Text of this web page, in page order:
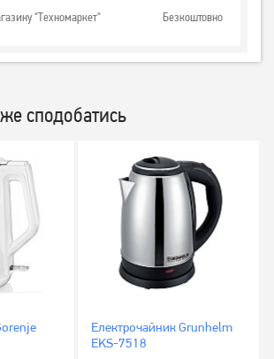
"Техномаркет" Безкоштовно
сподобатись
Електрочайник Grunhelm
EKS-7518